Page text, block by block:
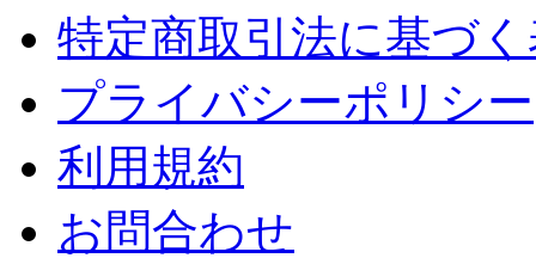
特定商取引法に基づ
プライバシーポリシー
利用規約
お問合わせ